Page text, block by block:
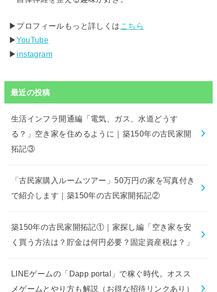
▶︎プロフィールもっと詳しくは こちら
▶︎YouTube
▶︎ instagram
最近の投稿
生活インフラ開通編「電気、ガス、水道どうす
る？」空き家を住めるように｜築150年の古民家開
拓記③
「古民家購入ルームツアー」50万円の家を写真付き
で紹介します｜築150年の古民家開拓記②
築150年の古民家開拓記①｜家探し編「空き家を安
く買う方法は？貯金は何円必要？固定資産税は？」
LINEゲームの「Dapp portal」で稼ぐ時代。オスス
メゲームとやり方も解説（お得な招待リンクあり）